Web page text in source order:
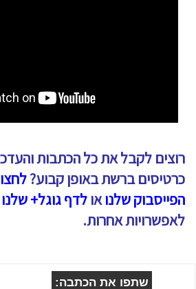
רוצים לקבל את כל הכתבות
כרטיסים ברשת באופן קבוע?
הפייסבוק שלנואולדף גוגל+ שלנו
לאפשרויות אחרות.
שתפו את הכתבה: